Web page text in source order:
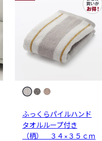
ふっくらパイルハンド
タオルループ付き
（柄） ３４×３５ｃｍ